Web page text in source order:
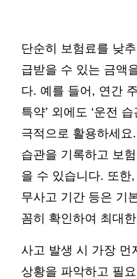
단순히 보험료를 낮
급받을 수 있는 금액
다. 예를 들어, 연간
특약’ 외에도 ‘운전
극적으로 활용하세
습관을 기록하고 보
을 수 있습니다. 또한
무사고 기간 등은 기
꼼히 확인하여 최대
사고 발생 시 가장 먼
상황을 파악하고 필